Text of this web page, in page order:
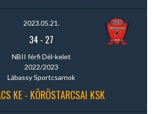
2023.05.21.
34- 27
NBII férfi Dél-kelet
2022/2023
Lábassy Sportcsarnok
KE - KÖRÖSTARCSAI KSK